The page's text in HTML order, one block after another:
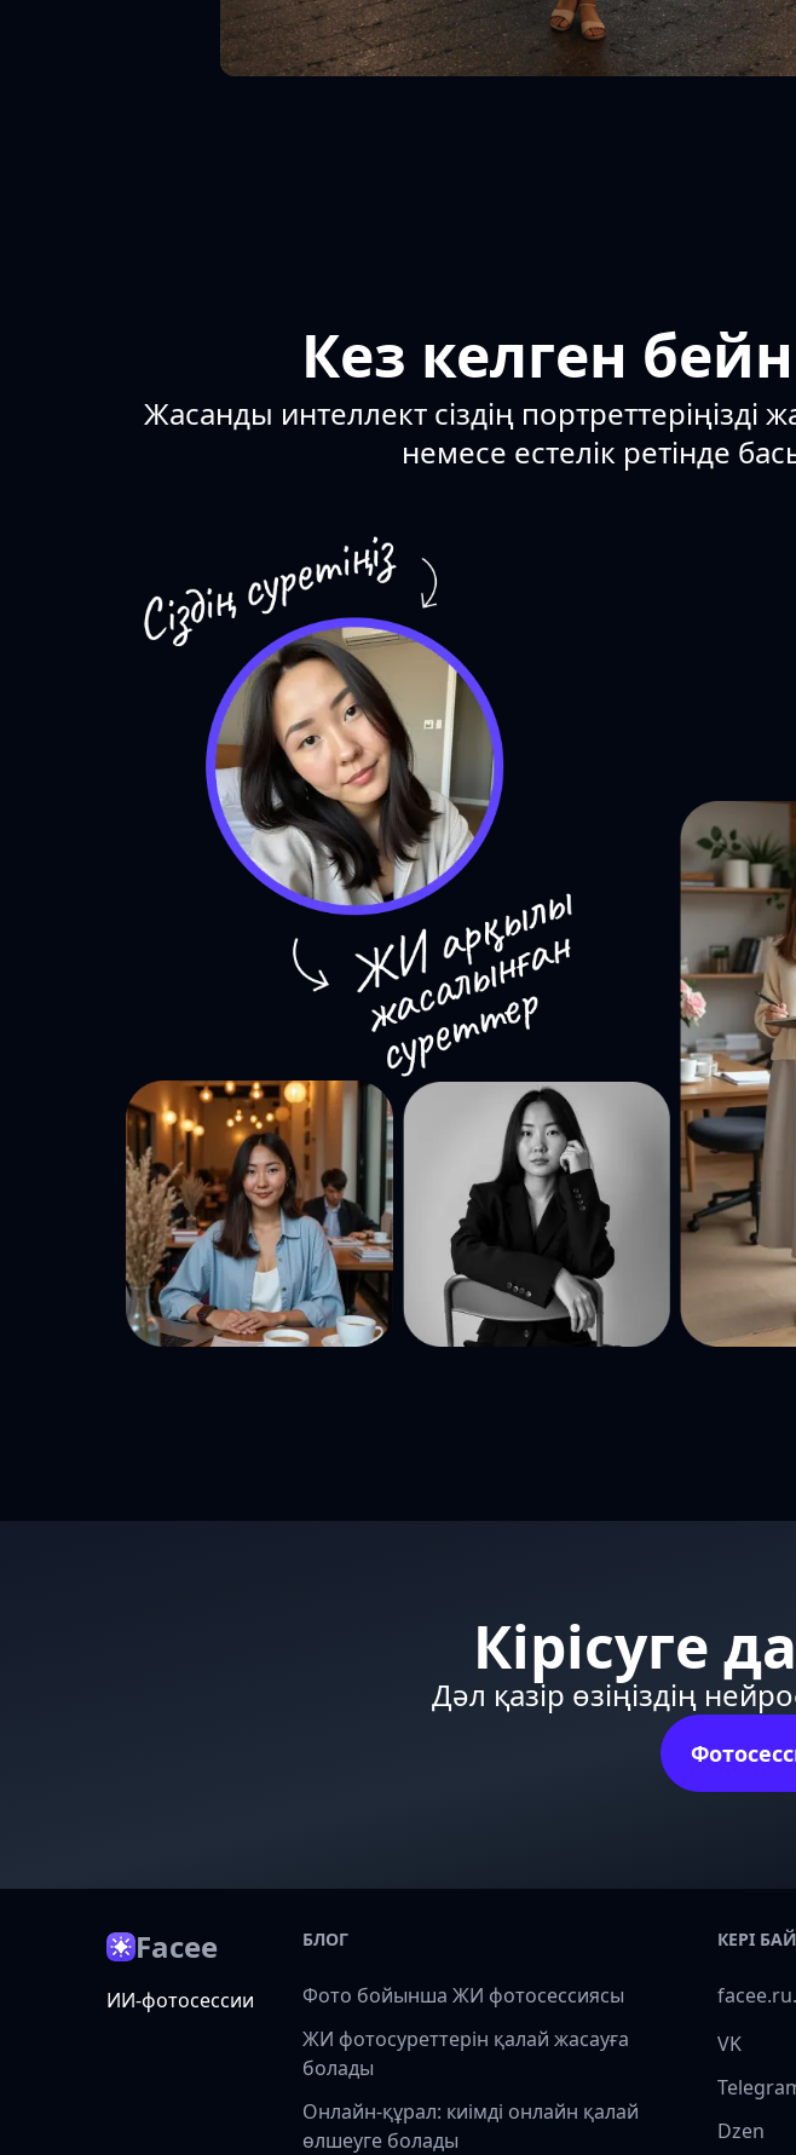
Кез келген
Жасанды интеллект сіздің
немесе естелік ретінде
Кірісуге
Дәл қазір өзіңіздің
Facee
ИИ-фотосессии
БЛОГ
Фото бойынша ЖИ фотосессиясы
ЖИ фотосуреттерін қалай жасауға
болады
Онлайн-құрал: киімді онлайн қалай
өлшеуге болады
КЕРІ
VK
Dzen